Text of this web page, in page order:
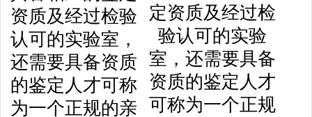
定资质及经过检
验认可的实验
室，还需要具备
资质的鉴定人才
可称为一个正规